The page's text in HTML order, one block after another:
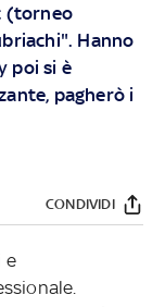
(torneo
Hanno
poi si è
pagherò i
CONDIVIDI
e